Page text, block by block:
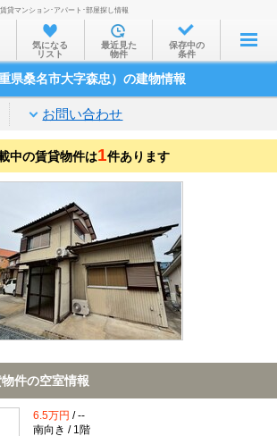
お部屋を探す
沿線・駅から
住所から
家賃相場から
通勤通学時間から
不動産会社から
TOP
貸マンション･アパート･部屋探し情報
気になる
リスト
最近見た
物件
保存中の
条件
県桑名市大字森忠）の建物情報
お問い合わせ
中の賃貸物件は1件あります
件の空室情報
6.5万円 / --
南向き / 1階